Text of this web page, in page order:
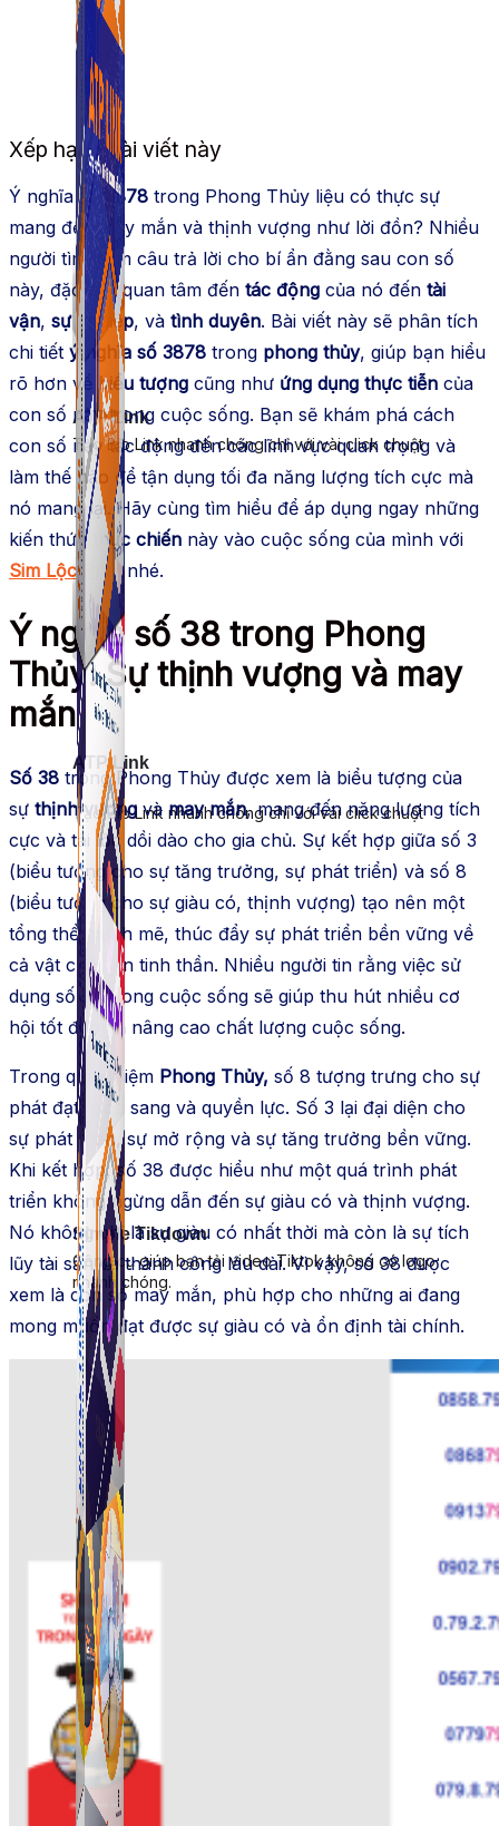
ATP Link
Tạo Bio Link nhanh chóng chỉ với vài click chuột
Simple Tikdown
Công cụ giúp bạn tải video Tiktok không có logo
nhanh chóng.
ATP Link
Tạo Bio Link nhanh chóng chỉ với vài click chuột
Simple Tikdown
Công cụ giúp bạn tải video Tiktok không có logo
nhanh chóng.
Xếp hạng bài viết này
Ý nghĩa số3878 trong Phong Thủy liệu có thực sự
mang đến may mắn và thịnh vượng như lời đồn? Nhiều
người tìm kiếm câu trả lời cho bí ẩn đằng sau con số
này, đặc biệt quan tâm đến tác động của nó đến tài
vận, sự nghiệp, và tình duyên. Bài viết này sẽ phân tích
chi tiết ý nghĩa số 3878 trong phong thủy, giúp bạn hiểu
rõ hơn về biểu tượng cũng như ứng dụng thực tiễn của
con số này trong cuộc sống. Bạn sẽ khám phá cách
con số này tác động đến các lĩnh vực quan trọng và
làm thế nào để tận dụng tối đa năng lượng tích cực mà
nó mang lại. Hãy cùng tìm hiểu để áp dụng ngay những
kiến thức
thực chiến này vào cuộc sống của mình với
Sim Lộc Phátnhé.
Ý nghĩa số 38 trong Phong
Thủy: Sự thịnh vượng và may
mắn
Số 38 trong Phong Thủy được xem là biểu tượng của
sự thịnh vượng và may mắn, mang đến năng lượng tích
cực và tài lộc dồi dào cho gia chủ. Sự kết hợp giữa số 3
(biểu tượng cho sự tăng trưởng, sự phát triển) và số 8
(biểu tượng cho sự giàu có, thịnh vượng) tạo nên một
tổng thể mạnh mẽ, thúc đẩy sự phát triển bền vững về
cả vật chất lẫn tinh thần. Nhiều người tin rằng việc sử
dụng số 38 trong cuộc sống sẽ giúp thu hút nhiều cơ
hội tốt đẹp và nâng cao chất lượng cuộc sống.
Trong quan niệm Phong Thủy, số 8 tượng trưng cho sự
phát đạt, giàu sang và quyền lực. Số 3 lại đại diện cho
sự phát triển, sự mở rộng và sự tăng trưởng bền vững.
Khi kết hợp, số 38 được hiểu như một quá trình phát
triển không ngừng dẫn đến sự giàu có và thịnh vượng.
Nó không chỉ là sự giàu có nhất thời mà còn là sự tích
lũy tài sản và thành công lâu dài. Vì vậy, số 38 được
xem là con số may mắn, phù hợp cho những ai đang
mong muốn đạt được sự giàu có và ổn định tài chính.